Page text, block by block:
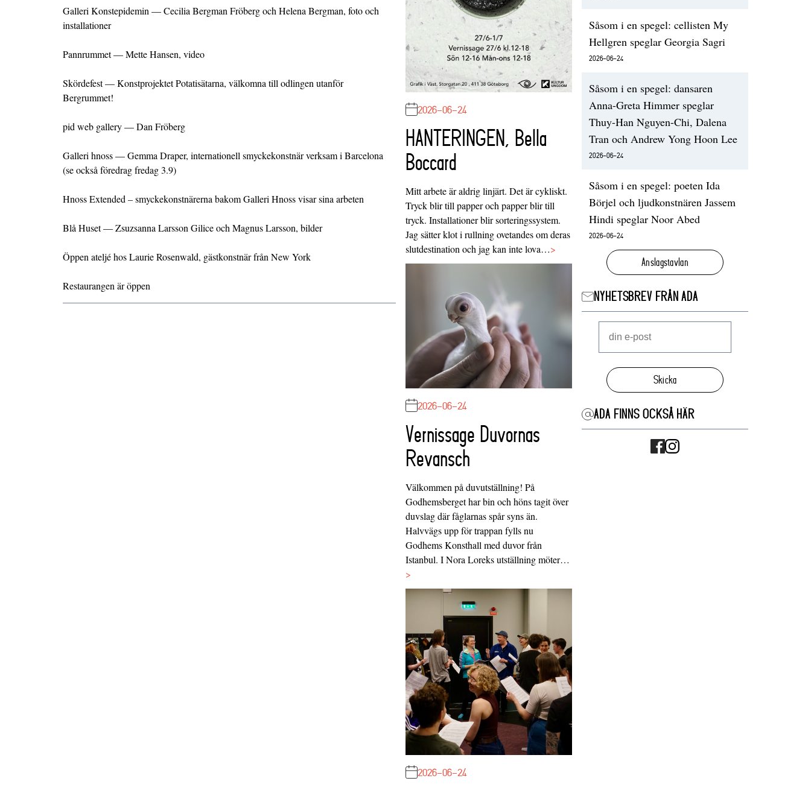
Galleri Konstepidemin — Cecilia Bergman Fröberg och Helena Bergman, foto och
installationer
Pannrummet — Mette Hansen, video
Skördefest — Konstprojektet Potatisätarna, välkomna till odlingen utanför
Bergrummet!
pid web gallery — Dan Fröberg
Galleri hnoss — Gemma Draper, internationell smyckekonstnär verksam i Barcelona
(se också föredrag fredag 3.9)
Hnoss Extended – smyckekonstnärerna bakom Galleri Hnoss visar sina arbeten
Blå Huset — Zsuzsanna Larsson Gilice och Magnus Larsson, bilder
Öppen ateljé hos Laurie Rosenwald, gästkonstnär från New York
Restaurangen är öppen
2026-06-24
HANTERINGEN, Bella
Boccard
Mitt arbete är aldrig linjärt. Det är cykliskt.
Tryck blir till papper och papper blir till
tryck. Installationer blir sorteringssystem.
Jag sätter klot i rullning ovetandes om deras
slutdestination och jag kan inte lova…>
2026-06-24
Vernissage Duvornas
Revansch
Välkommen på duvutställning! På
Godhemsberget har bin och höns tagit över
duvslag där fåglarnas spår syns än.
Halvvägs upp för trappan fylls nu
Godhems Konsthall med duvor från
Istanbul. I Nora Loreks utställning möter…
>
2026-06-24
Såsom i en spegel: cellisten My
Hellgren speglar Georgia Sagri
2026-06-24
Såsom i en spegel: dansaren
Anna-Greta Himmer speglar
Thuy-Han Nguyen-Chi, Dalena
Tran och Andrew Yong Hoon Lee
2026-06-24
Såsom i en spegel: poeten Ida
Börjel och ljudkonstnären Jassem
Hindi speglar Noor Abed
2026-06-24
Anslagstavlan
NYHETSBREV FRÅN ADA
Skicka
ADA FINNS OCKSÅ HÄR